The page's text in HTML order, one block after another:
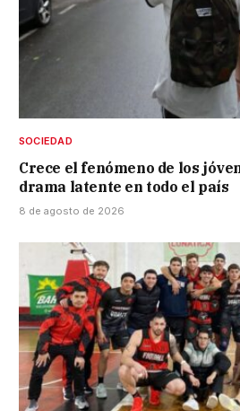
SOCIEDAD
Crece el fenómeno de los
drama latente en todo el país
8 de agosto de 2026